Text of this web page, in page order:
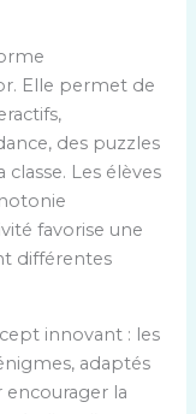
Elle permet de
des puzzles
Les élèves
favorise une
différentes
innovant : les
adaptés
la